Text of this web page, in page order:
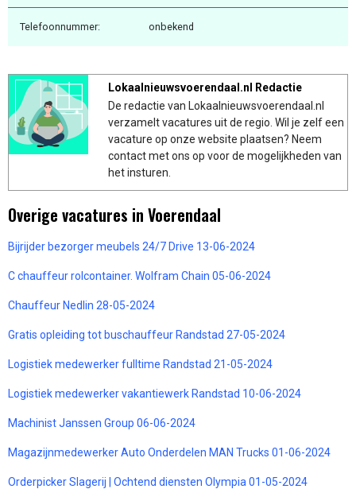
Telefoonnummer: onbekend
Lokaalnieuwsvoerendaal.nl Redactie
De redactie van Lokaalnieuwsvoerendaal.nl
verzamelt vacatures uit de regio. Wil je zelf een
vacature op onze website plaatsen? Neem
contact met ons op voor de mogelijkheden van
het insturen.
Overige vacatures in Voerendaal
Bijrijder bezorger meubels 24/7 Drive 13-06-2024
C chauffeur rolcontainer. Wolfram Chain 05-06-2024
Chauffeur Nedlin 28-05-2024
Gratis opleiding tot buschauffeur Randstad 27-05-2024
Logistiek medewerker fulltime Randstad 21-05-2024
Logistiek medewerker vakantiewerk Randstad 10-06-2024
Machinist Janssen Group 06-06-2024
Magazijnmedewerker Auto Onderdelen MAN Trucks 01-06-2024
Orderpicker Slagerij | Ochtend diensten Olympia 01-05-2024